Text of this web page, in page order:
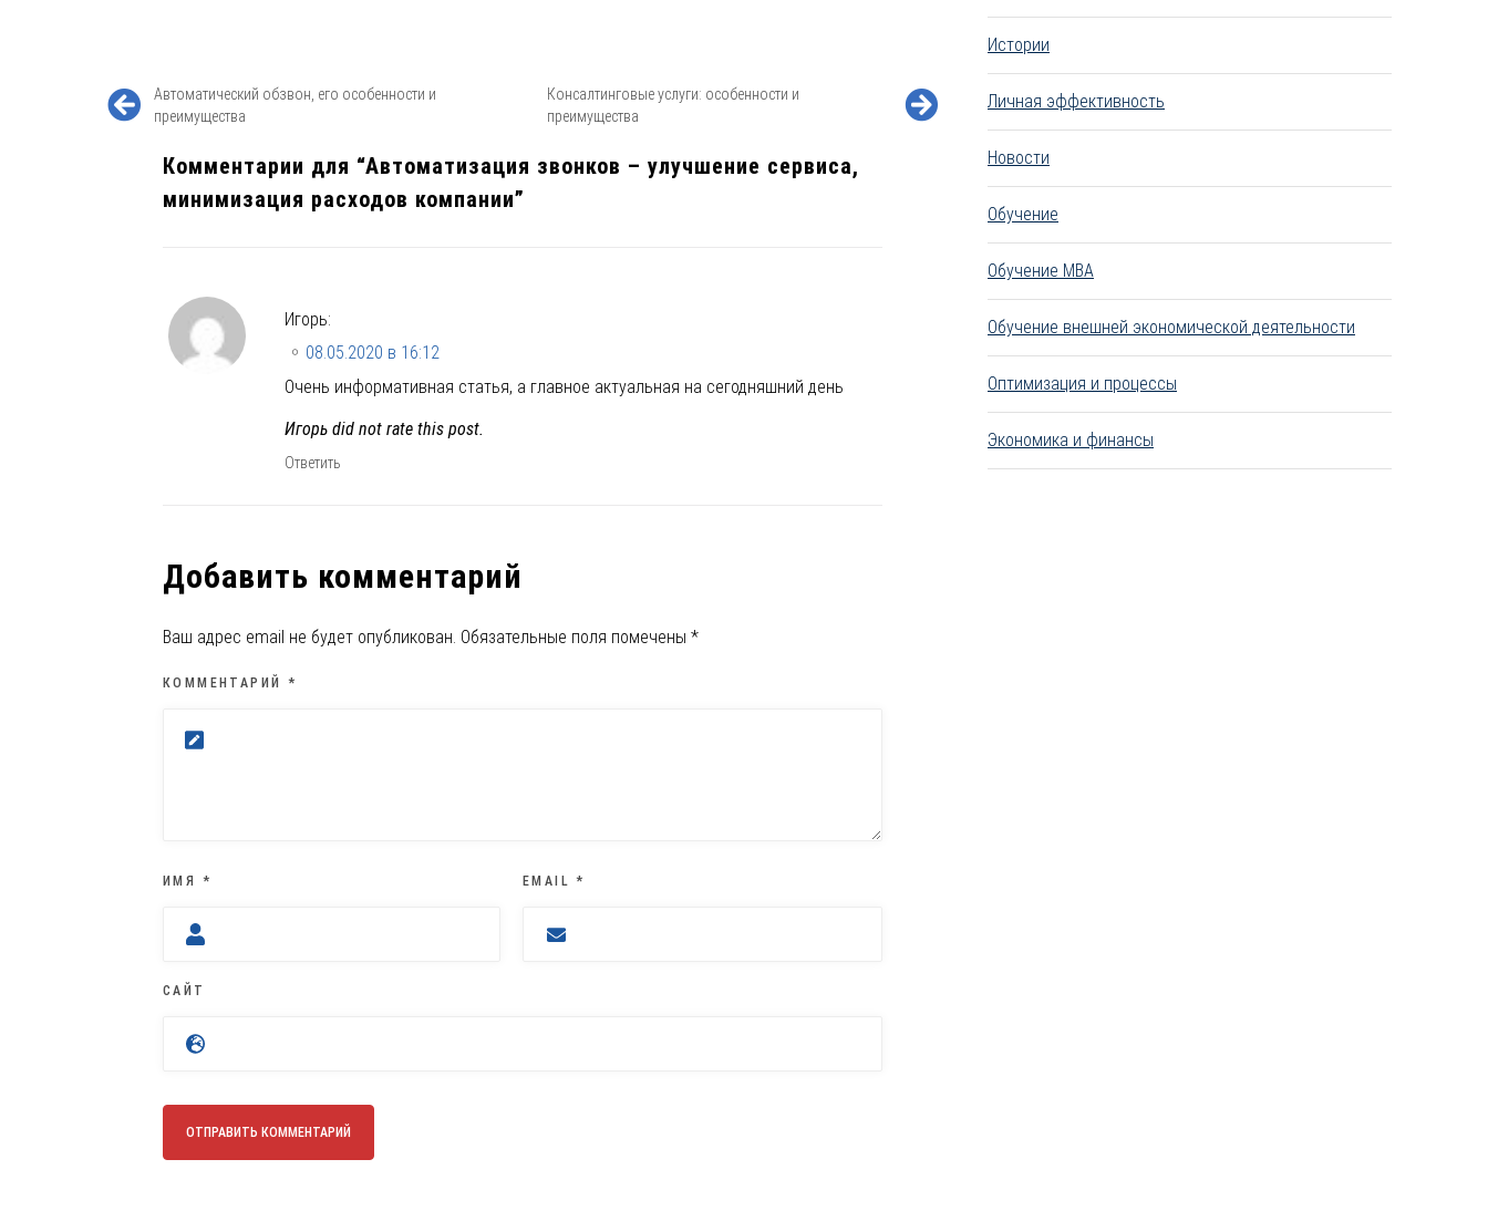
Автоматический обзвон, его особенности и
преимущества
Консалтинговые услуги: особенности и
преимущества
Комментарии для “Автоматизация звонков – улучшение сервиса,
минимизация расходов компании”
Игорь:
08.05.2020 в 16:12
Очень информативная статья, а главное актуальная на сегодняшний день
Игорь did not rate this post.
Ответить
Добавить комментарий
Ваш адрес email не будет опубликован. Обязательные поля помечены *
КОММЕНТАРИЙ *
ИМЯ * EMAIL*
САЙТ
Истории
Личная эффективность
Новости
Обучение
Обучение MBA
Обучение внешней экономической деятельности
Оптимизация и процессы
Экономика и финансы